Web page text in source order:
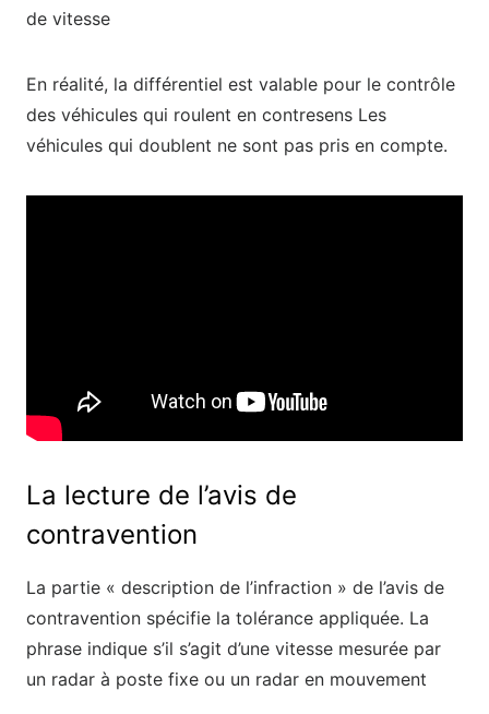
de vitesse
En réalité, la différentiel est valable pour le contrôle
des véhicules qui roulent en contresens Les
véhicules qui doublent ne sont pas pris en compte.
La lecture de l’avis de
contravention
La partie « description de l’infraction » de l’avis de
contravention spécifie la tolérance appliquée. La
phrase indique s’il s’agit d’une vitesse mesurée par
un radar à poste fixe ou un radar en mouvement